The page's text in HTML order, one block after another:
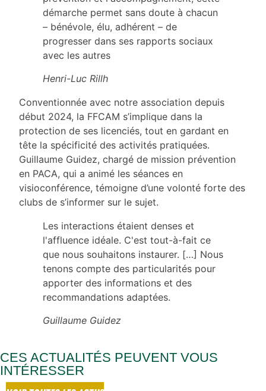
démarche permet sans doute à chacun
– bénévole, élu, adhérent – de
progresser dans ses rapports sociaux
avec les autres
Henri-Luc Rillh
Conventionnée avec notre association depuis
début 2024, la FFCAM s’implique dans la
protection de ses licenciés, tout en gardant en
tête la spécificité des activités pratiquées.
Guillaume Guidez, chargé de mission prévention
en PACA, qui a animé les séances en
visioconférence, témoigne d’une volonté forte des
clubs de s’informer sur le sujet.
Les interactions étaient denses et
l'affluence idéale. C'est tout-à-fait ce
que nous souhaitons instaurer. […] Nous
tenons compte des particularités pour
apporter des informations et des
recommandations adaptées.
Guillaume Guidez
CES ACTUALITÉS PEUVENT VOUS
INTÉRESSER